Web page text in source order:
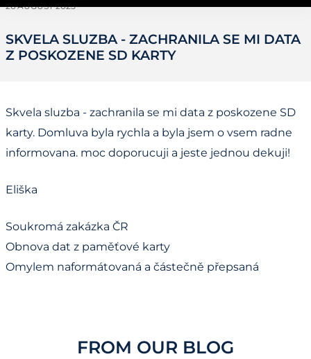
26 AUGUST 2025
SKVELA SLUZBA - ZACHRANILA SE MI DATA
Z POSKOZENE SD KARTY
Skvela sluzba - zachranila se mi data z poskozene SD
karty. Domluva byla rychla a byla jsem o vsem radne
informovana. moc doporucuji a jeste jednou dekuji!
Eliška
Soukromá zakázka ČR
Obnova dat z paměťové karty
Omylem naformátovaná a částečně přepsaná
FROM OUR BLOG